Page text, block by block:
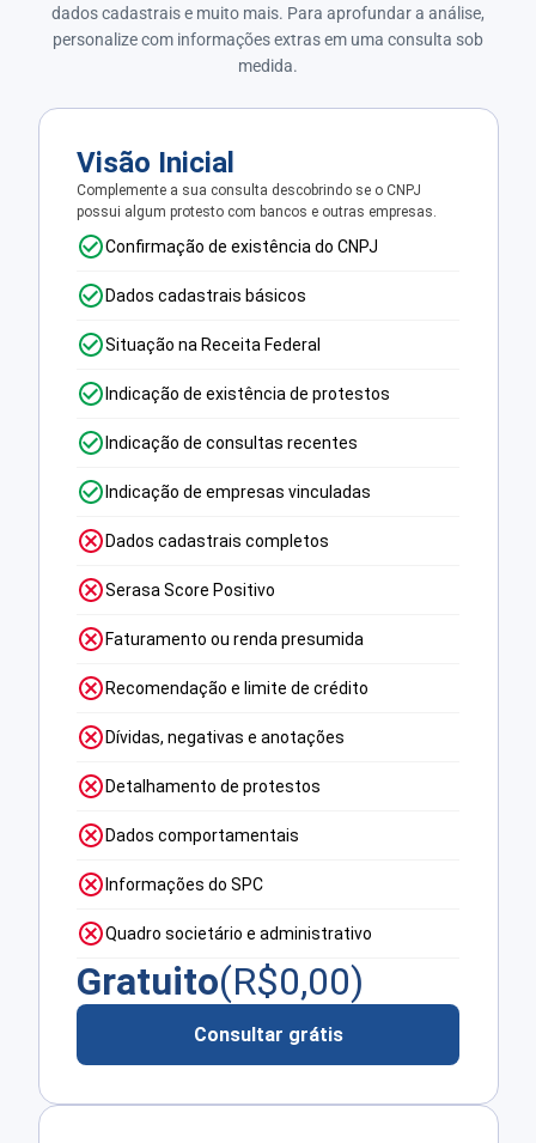
dados cadastrais e muito mais. Para aprofundar a análise,
personalize com informações extras em uma consulta sob
medida.
Visão Inicial
Complemente a sua consulta descobrindo se o CNPJ
possui algum protesto com bancos e outras empresas.
Confirmação de existência do CNPJ
Dados cadastrais básicos
Situação na Receita Federal
Indicação de existência de protestos
Indicação de consultas recentes
Indicação de empresas vinculadas
Dados cadastrais completos
Serasa Score Positivo
Faturamento ou renda presumida
Recomendação e limite de crédito
Dívidas, negativas e anotações
Detalhamento de protestos
Dados comportamentais
Informações do SPC
Quadro societário e administrativo
Gratuito(R$0,00)
Consultar grátis